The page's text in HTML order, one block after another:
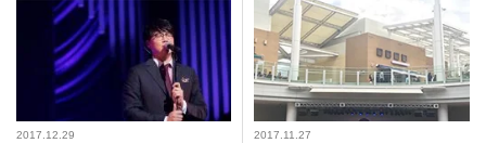
2017.12.29 2017.11.27